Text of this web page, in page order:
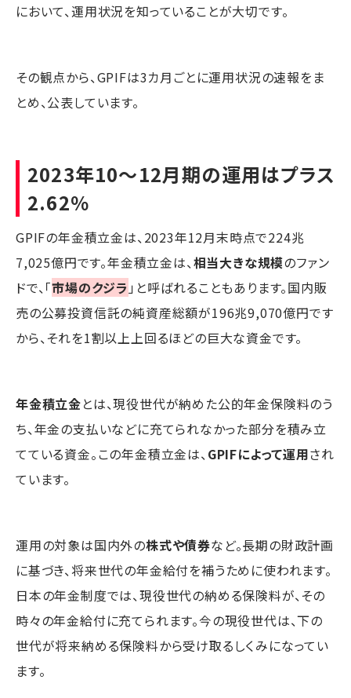
において、運用状況を知っていることが大切です。
その観点から、GPIFは3カ月ごとに運用状況の速報をま
とめ、公表しています。
2023年10～12月期の運用はプラス
2.62％
GPIFの年金積立金は、2023年12月末時点で224兆
7,025億円です。年金積立金は、相当大きな規模のファン
ドで、「市場のクジラ 」と呼ばれることもあります。国内販
売の公募投資信託の純資産総額が196兆9,070億円です
から、それを1割以上上回るほどの巨大な資金です。
年金積立金とは、現役世代が納めた公的年金保険料のう
ち、年金の支払いなどに充てられなかった部分を積み立
てている資金。この年金積立金は、 GPIFによって運用され
ています。
運用の対象は国内外の株式や債券など。長期の財政計画
に基づき、将来世代の年金給付を補うために使われます。
日本の年金制度では、現役世代の納める保険料が、その
時々の年金給付に充てられます。今の現役世代は、下の
世代が将来納める保険料から受け取るしくみになってい
ます。